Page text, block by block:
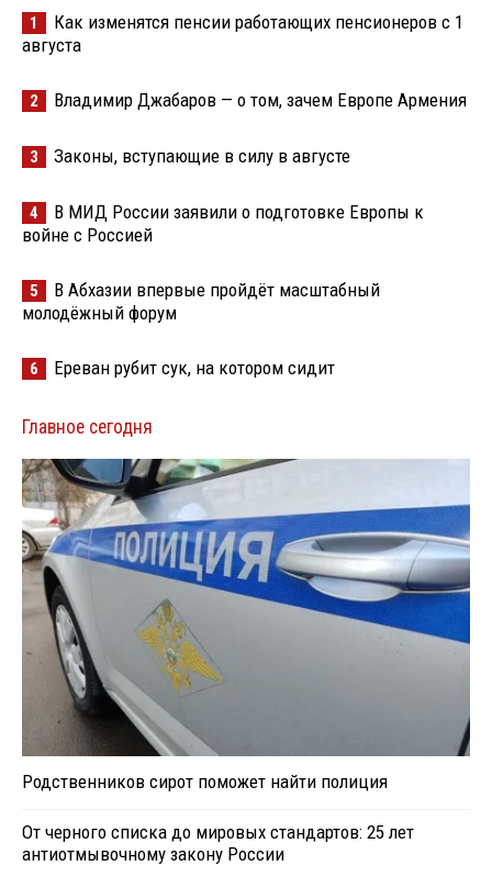
1
Как изменятся пенсии работающих пенсионеров с 1
августа
2 Владимир Джабаров — о том, зачем Европе Армения
3 Законы, вступающие в силу в августе
4
В МИД России заявили о подготовке Европы к
войне с Россией
5
В Абхазии впервые пройдёт масштабный
молодёжный форум
6 Ереван рубит сук, на котором сидит
Главное сегодня
Родственников сирот поможет найти полиция
От черного списка до мировых стандартов: 25 лет
антиотмывочному закону России